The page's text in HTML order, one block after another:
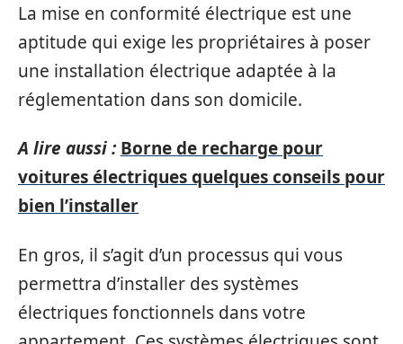
La mise en conformité électrique est une
aptitude qui exige les propriétaires à poser
une installation électrique adaptée à la
réglementation dans son domicile.
A lire aussi : Borne de recharge pour
voitures électriques quelques conseils pour
bien l’installer
En gros, il s’agit d’un processus qui vous
permettra d’installer des systèmes
électriques fonctionnels dans votre